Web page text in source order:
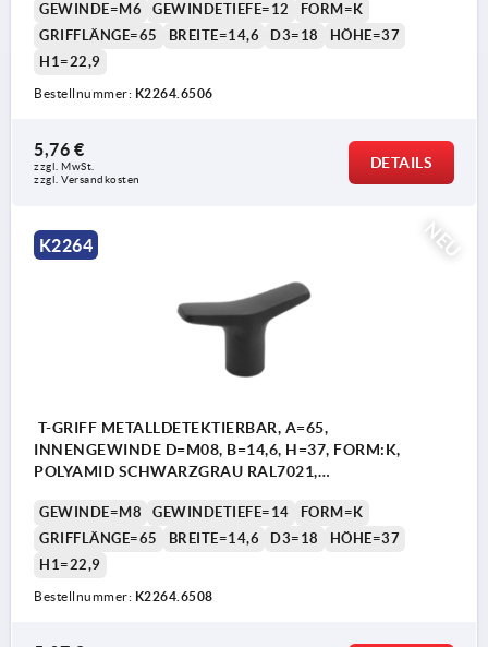
GEWINDE=M6 GEWINDETIEFE=12
FORM=K
GRIFFLÄNGE=65
BREITE=14,6 D3=18
HÖHE=37
H1=22,9
Bestellnummer: K2264.6506
5,76 €
zzgl. MwSt.
zzgl. Versandkosten
DETAILS
NEU
K2264
T-GRIFF METALLDETEKTIERBAR, A=65,
INNENGEWINDE D=M08, B=14,6, H=37, FORM:K,
POLYAMID SCHWARZGRAU RAL7021,
GEWINDE=M8 GEWINDETIEFE=14
FORM=K
GRIFFLÄNGE=65
BREITE=14,6 D3=18
HÖHE=37
H1=22,9
Bestellnummer: K2264.6508